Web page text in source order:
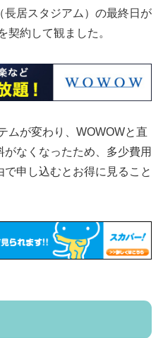
長居スタジアム）の最終日が
契約して観ました。
ムが変わり、WOWOWと直
なくなったため、多少費用
申し込むとお得に見ること